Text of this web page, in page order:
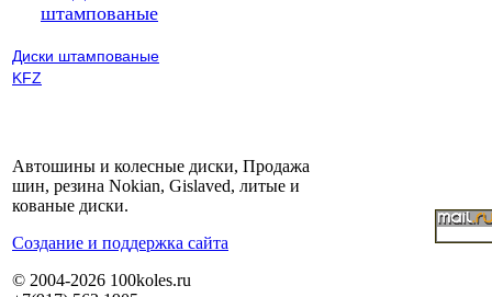
штампованые
Диски штампованые
KFZ
Автошины и колесные диски, Продажа
шин, резина Nokian, Gislaved, литые и
кованые диски.
Cоздание и поддержка сайта
© 2004-2026 100koles.ru